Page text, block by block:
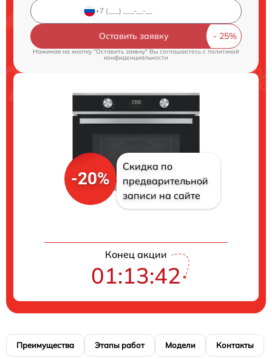
Оставить заявку
Нажимая на кнопку "Оставить заявку" Вы соглашаетесь cполитикой
конфиденциальности
-20%
Скидка по
предварительной
записи на сайте
Конец акции
01:13:42
Преимущества Этапы работ Модели Контакты